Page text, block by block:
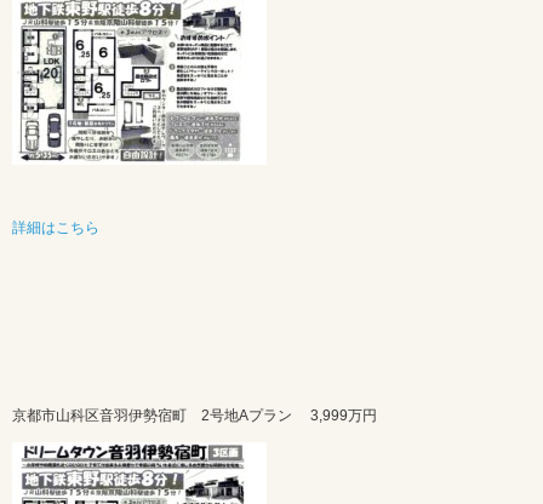
詳細はこちら
京都市山科区音羽伊勢宿町 2号地Aプラン 3,999万円